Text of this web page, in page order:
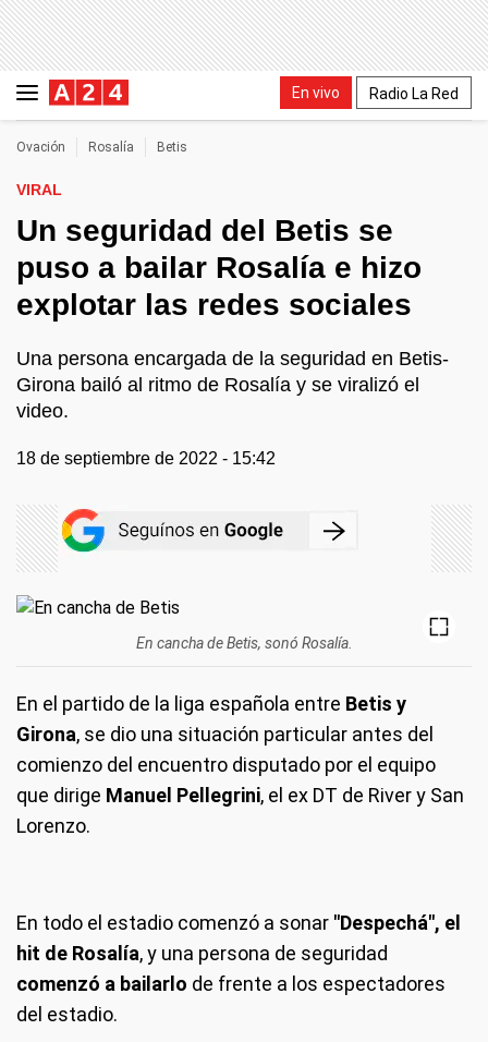
En vivo Radio La Red
Ovación Rosalía Betis
VIRAL
Un seguridad del Betis se
puso a bailar Rosalía e hizo
explotar las redes sociales
Una persona encargada de la seguridad en Betis-
Girona bailó al ritmo de Rosalía y se viralizó el
video.
18 de septiembre de 2022 - 15:42
En cancha de Betis, sonó Rosalía.
En el partido de la liga española entre Betis y
Girona, se dio una situación particular antes del
comienzo del encuentro disputado por el equipo
que dirige Manuel Pellegrini, el ex DT de River y San
Lorenzo.
En todo el estadio comenzó a sonar "Despechá", el
hit de Rosalía, y una persona de seguridad
comenzó a bailarlo de frente a los espectadores
del estadio.